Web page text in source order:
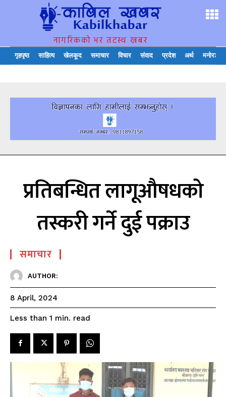
नागरिकको भर तटस्थ खबर
गृहपृष्ठ साहित्य खेलकूद समाचार विचार संवाद प्रदेश अर्थ मनोरञ्जन
प्रतिबन्धित लागूऔषधको
तस्करी गर्ने दुई पक्राउ
समाचार
AUTHOR:
8 April, 2024
Less than 1 min. read